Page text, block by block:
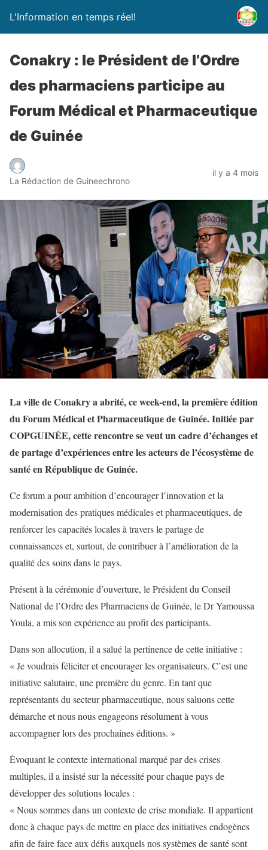
L'Information en temps réel!
Conakry : le Président de l’Ordre
des pharmaciens participe au
Forum Médical et Pharmaceutique
de Guinée
La Rédaction de Guineechrono
il y a 4 mois
La ville de Conakry a abrité, ce week-end, la première édition
du Forum Médical et Pharmaceutique de Guinée. Initiée par
COPGUINÉE, cette rencontre se veut un cadre d’échanges et
de partage d’expériences entre les acteurs de l’écosystème de
santé en République de Guinée.
Ce forum a pour ambition d’encourager l’innovation et la
modernisation des pratiques médicales et pharmaceutiques, de
renforcer les capacités locales à travers le partage de
connaissances et, surtout, de contribuer à l’amélioration de la
qualité des soins dans le pays.
Présent à la cérémonie d’ouverture, le Président du Conseil
National de l’Ordre des Pharmaciens de Guinée, le Dr Yamoussa
Youla, a mis son expérience au profit des participants.
Dans son allocution, il a salué la pertinence de cette initiative :
« Je voudrais féliciter et encourager les organisateurs. C’est une
initiative salutaire, une première du genre. En tant que
représentants du secteur pharmaceutique, nous saluons cette
démarche et nous nous engageons résolument à vous
accompagner lors des prochaines éditions. »
Évoquant le contexte international marqué par des crises
multiples, il a insisté sur la nécessité pour chaque pays de
développer des solutions locales :
« Nous sommes dans un contexte de crise mondiale. Il appartient
donc à chaque pays de mettre en place des initiatives endogènes
afin de faire face aux défis auxquels nos systèmes de santé sont